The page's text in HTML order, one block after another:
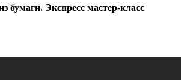
бумаги. Экспресс мастер-класс